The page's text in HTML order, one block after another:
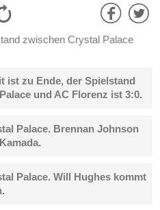
zwischen Crystal Palace
ist zu Ende, der Spielstand
und AC Florenz ist 3:0.
Palace. Brennan Johnson
Palace. Will Hughes kommt